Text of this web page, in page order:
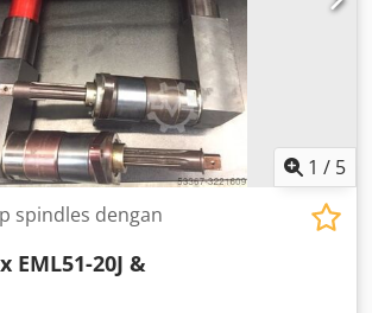
flexibility with 2 speed options for
process and ensuring
Compatible with 100V or 240V inputs, it
platform, quicker recalibration,
costs. Other tools for industrial
available on request.
1 / 5
spindles dengan
EML51-20J &